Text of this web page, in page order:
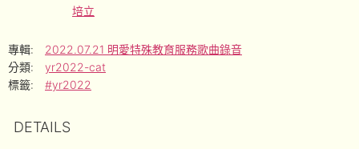
培立
專輯:
2022.07.21 明愛特殊教育服務歌曲錄音
分類:
yr2022-cat
標籤:
#yr2022
DETAILS